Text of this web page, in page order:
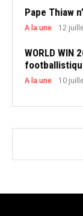
Pape Thiaw
A la une 12
WORLD WIN
A la une 10